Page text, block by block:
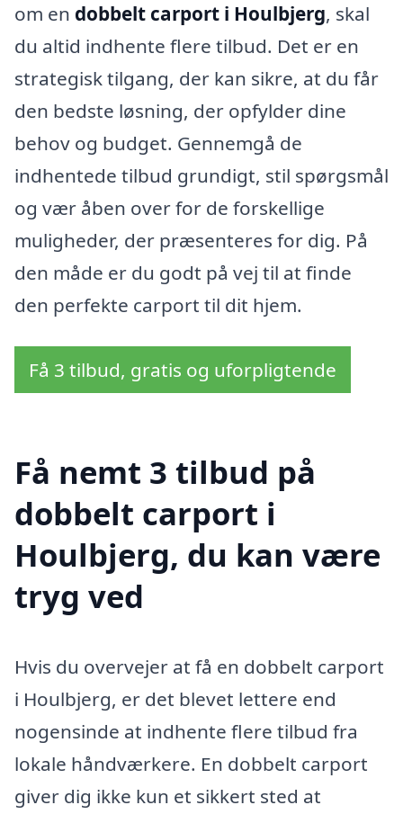
om en dobbelt carport i Houlbjerg, skal
du altid indhente flere tilbud. Det er en
strategisk tilgang, der kan sikre, at du får
den bedste løsning, der opfylder dine
behov og budget. Gennemgå de
indhentede tilbud grundigt, stil spørgsmål
og vær åben over for de forskellige
muligheder, der præsenteres for dig. På
den måde er du godt på vej til at finde
den perfekte carport til dit hjem.
Få 3 tilbud, gratis og uforpligtende
Få nemt 3 tilbud på
dobbelt carport i
Houlbjerg, du kan være
tryg ved
Hvis du overvejer at få en dobbelt carport
i Houlbjerg, er det blevet lettere end
nogensinde at indhente flere tilbud fra
lokale håndværkere. En dobbelt carport
giver dig ikke kun et sikkert sted at